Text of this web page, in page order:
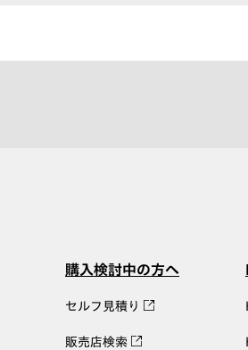
購入検討中の方へ
セルフ見積り
販売店検索